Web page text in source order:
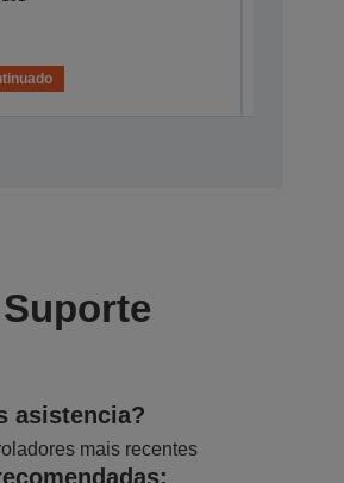
Suporte
asistencia?
mais recentes